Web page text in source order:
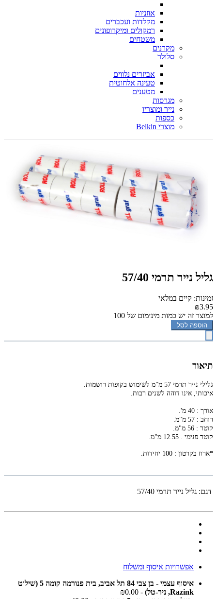
אוזניות
מקלדות ועכברים
רמקולים ומיקרופונים
משטחים
מקרנים
סלולר
אביזרים נלווים
טעינה אלחוטית
מטענים
מגרסות
נייר ומוצריו
כספות
מוצרי Belkin
גליל נייר תרמי 57/40
זמינות: קיים במלאי
₪3.95
למוצר זה יש כמות מינימום של 100
הוספה לסל
תיאור
גלילי נייר תרמי 57 מ"מ לשימוש בקופות רושמות.
איכותי, אינו דוהה לשנים רבות.
אורך :
רוחב : 57 מ"מ.
קוטר : 56 מ"מ.
קוטר פנימי :
*ארוז בקרטון : 100 יחידות.
דגם: גליל נייר תרמי 57/40
אפשרויות איסוף ומשלוח
איסוף עצמי - בן צבי 84 תל אביב, בית פנורמה קומה 5 (שילוט
Razink, ניר-טל)
- ₪0.00